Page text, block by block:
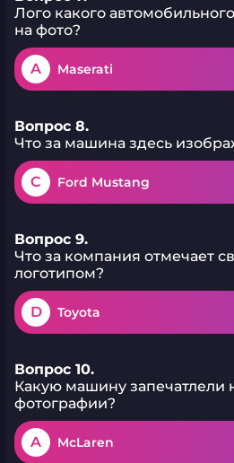
Лого какого
на фото?
A Maserati
Вопрос 8.
Что за машина здесь
C Ford Mustang
Вопрос 9.
Что за компания отмечает
логотипом?
D Toyota
Вопрос 10.
Какую машину запечатлели
фотографии?
A McLaren